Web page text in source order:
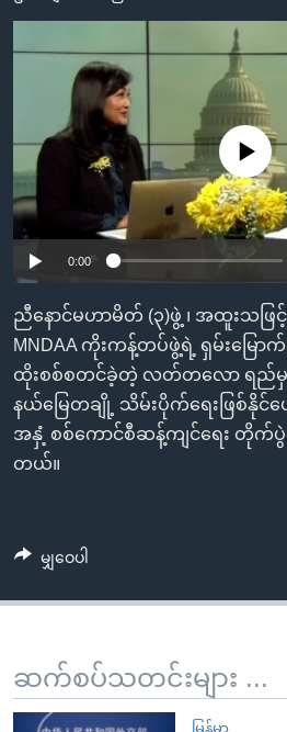
ညွန်း
စာမျက်နှာ
ကျော်
ကြည့်
ရန်
ရှာဖွေ
ရန်
နေရာ
သို့
အစ္စရေး-ပါလက်စတိုင်း
အင်္ဂလိပ်စာလေ့လာမယ်
အမေရိကန်သုံးအီဒီယံ
မကြေးမုံရဲ့ အင်္ဂလိပ်စာ
ရုပ်ရှင်ထဲက အင်္ဂလိပ်စာ
သုတပဒေသာ အင်္ဂလိပ်စာ
အပတ်စဉ်ကဏ္ဍများ
ရေဒီယို
တီဗွီ
ရေဒီယိုနှင့်ရုပ်သံ အချက်အလက်များ
ရေဒီယို/တီဗွီအစီအစဉ်
Learning English
ဗွီအိုအေ လူမှုကွန်ယက်များ
ဘာသာစကားများ
No media source
0:00
ညီနောင်မဟာမိတ် (၃)ဖွဲ့ ၊ အထူးသဖြင့်
MNDAA ကိုးကန့်တပ်ဖွဲ့ရဲ့ ရှမ်းမြောက်
ထိုးစစ်စတင်ခဲ့တဲ့ လတ်တလော ရည်မှ
နယ်မြေတချို့ သိမ်းပိုက်ရေးဖြစ်နိုင်
အနှံ့ စစ်ကောင်စီဆန့်ကျင်ရေး တိုက်ပွဲ
တယ်။
မျှဝေပါ
ဆက်စပ်သတင်းများ ...
မြန်မာ